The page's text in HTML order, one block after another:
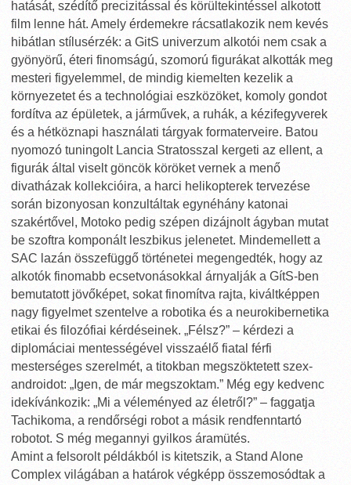
hatását, szédítő precizitással és körültekintéssel alkotott
film lenne hát. Amely érdemekre rácsatlakozik nem kevés
hibátlan stílusérzék: a GitS univerzum alkotói nem csak a
gyönyörű, éteri finomságú, szomorú figurákat alkották meg
mesteri figyelemmel, de mindig kiemelten kezelik a
környezetet és a technológiai eszközöket, komoly gondot
fordítva az épületek, a járművek, a ruhák, a kézifegyverek
és a hétköznapi használati tárgyak formaterveire. Batou
nyomozó tuningolt Lancia Stratosszal kergeti az ellent, a
figurák által viselt göncök köröket vernek a menő
divatházak kollekcióira, a harci helikopterek tervezése
során bizonyosan konzultáltak egynéhány katonai
szakértővel, Motoko pedig szépen dizájnolt ágyban mutat
be szoftra komponált leszbikus jelenetet. Mindemellett a
SAC lazán összefüggő történetei megengedték, hogy az
alkotók finomabb ecsetvonásokkal árnyalják a GítS-ben
bemutatott jövőképet, sokat finomítva rajta, kiváltképpen
nagy figyelmet szentelve a robotika és a neurokibernetika
etikai és filozófiai kérdéseinek. „Félsz?” – kérdezi a
diplomáciai mentességével visszaélő fiatal férfi
mesterséges szerelmét, a titokban megszöktetett szex-
androidot: „Igen, de már megszoktam.” Még egy kedvenc
idekívánkozik: „Mi a véleményed az életről?” – faggatja
Tachikoma, a rendőrségi robot a másik rendfenntartó
robotot. S még megannyi gyilkos áramütés.
Amint a felsorolt példákból is kitetszik, a Stand Alone
Complex világában a határok végképp összemosódtak a